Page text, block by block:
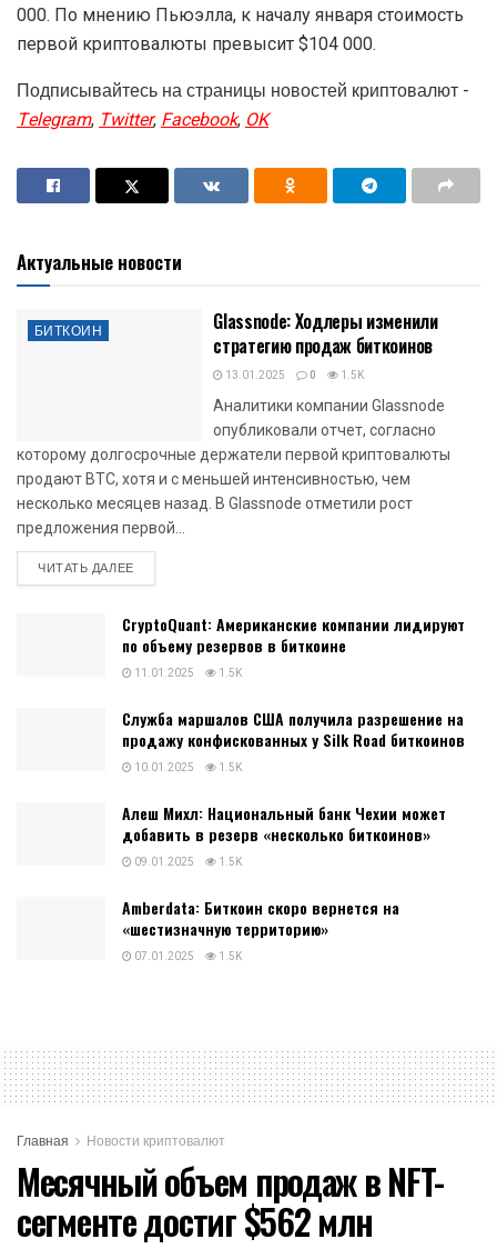
000. По мнению Пьюэлла, к началу января стоимость
первой криптовалюты превысит $104 000.
Подписывайтесь на страницы новостей криптовалют -
Telegram,Twitter,Facebook,OK
Актуальные новости
БИТКОИН
Glassnode: Ходлеры изменили
стратегию продаж биткоинов
13.01.2025 0 1.5K
Аналитики компании Glassnode
опубликовали отчет, согласно
которому долгосрочные держатели первой криптовалюты
продают BTC, хотя и с меньшей интенсивностью, чем
несколько месяцев назад. В Glassnode отметили рост
предложения первой...
ЧИТАТЬ ДАЛЕЕDETAILS
CryptoQuant: Американские компании лидируют
по объему резервов в биткоине
11.01.2025 1.5K
Служба маршалов США получила разрешение на
продажу конфискованных у Silk Road биткоинов
10.01.2025 1.5K
Алеш Михл: Национальный банк Чехии может
добавить в резерв «несколько биткоинов»
09.01.2025 1.5K
Amberdata: Биткоин скоро вернется на
«шестизначную территорию»
07.01.2025 1.5K
Главная Новости криптовалют
Месячный объем продаж в NFT-
сегменте достиг $562 млн